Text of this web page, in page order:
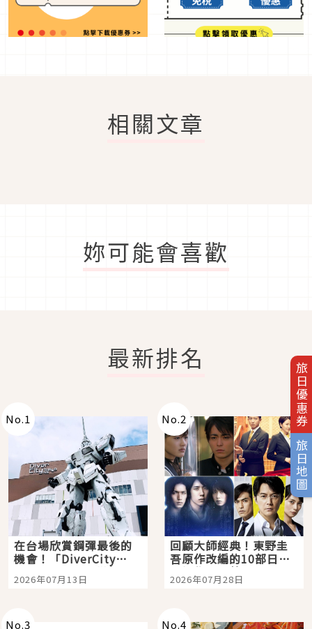
旅日優惠券
旅日地圖
相關文章
妳可能會喜歡
最新排名
No.1
在台場欣賞鋼彈最後的
機會！「DiverCity
Tokyo Plaza」搭船、
購物、美食及夜景，一
2026年07月13日
No.2
回顧大師經典！東野圭
吾原作改編的10部日本
影視作品推薦
2026年07月28日
No.3 No.4